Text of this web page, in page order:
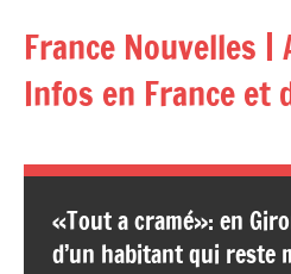
contenu
France Nouvelles
Infos en France et
«Tout a cramé»: en
d’un habitant qui reste